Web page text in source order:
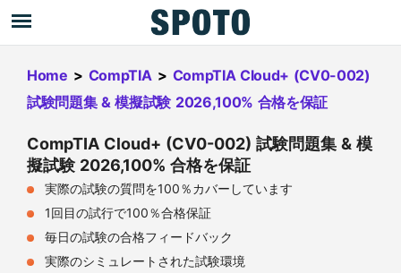
Home > CompTIA > CompTIA Cloud+ (CV0-002)
試験問題集 & 模擬試験 2026,100% 合格を保証
CompTIA Cloud+ (CV0-002) 試験問題集 & 模
擬試験 2026,100% 合格を保証
実際の試験の質問を100％カバーしています
1回目の試行で100％合格保証
毎日の試験の合格フィードバック
実際のシミュレートされた試験環境